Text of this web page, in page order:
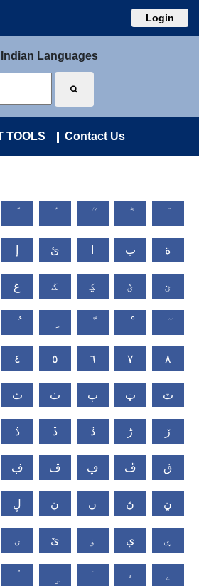
Login
Languages
TOOLS Contact Us
ئ ب ة
غ ػ ؼ ؽ ؾ
٤ ٥ ٦ ٧ ٨
ٹ ٺ ٻ ټ ٽ
ڎ ڏ ڐ ڑ ڒ
ڣ ڤ ڥ ڦ ڧ
ڸ ڹ ں ڻ ڼ
ۍ ێ ۏ ې ۑ
ۤ ۥ ۦ